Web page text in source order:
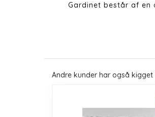
Gardinet består af en
Andre kunder har også kigget